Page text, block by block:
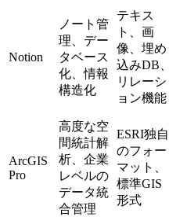
Notion
ノート管
理、デー
タベース
化、情報
構造化
テキス
ト、画
像、埋め
込みDB、
リレーシ
ョン機能
ArcGIS
Pro
高度な空
間統計解
析、企業
レベルの
データ統
合管理
ESRI独自
のフォー
マット、
標準GIS
形式